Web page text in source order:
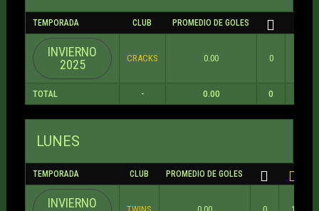
TEMPORADA CLUB PROMEDIO DE GOLES
INVIERNO
2025
CRACKS 0.00 0
TOTAL - 0.00 0
LUNES
TEMPORADA CLUB PROMEDIO DE GOLES
INVIERNO